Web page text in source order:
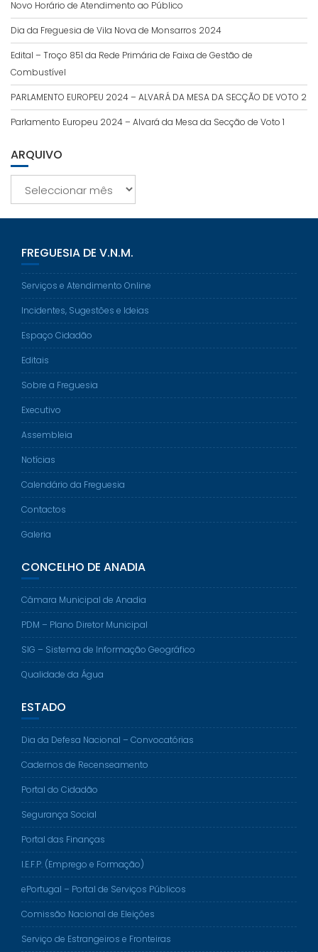
Novo Horário de Atendimento ao Público
Dia da Freguesia de Vila Nova de Monsarros 2024
Edital – Troço 851 da Rede Primária de Faixa de Gestão de
Combustível
PARLAMENTO EUROPEU 2024 – ALVARÁ DA MESA DA SECÇÃO DE VOTO 2
Parlamento Europeu 2024 – Alvará da Mesa da Secção de Voto 1
ARQUIVO
FREGUESIA DE V.N.M.
Serviços e Atendimento Online
Incidentes, Sugestões e Ideias
Espaço Cidadão
Editais
Sobre a Freguesia
Executivo
Assembleia
Notícias
Calendário da Freguesia
Contactos
Galeria
CONCELHO DE ANADIA
Câmara Municipal de Anadia
PDM – Plano Diretor Municipal
SIG – Sistema de Informação Geográfico
Qualidade da Água
ESTADO
Dia da Defesa Nacional – Convocatórias
Cadernos de Recenseamento
Portal do Cidadão
Segurança Social
Portal das Finanças
I.E.F.P. (Emprego e Formação)
ePortugal – Portal de Serviços Públicos
Comissão Nacional de Eleições
Serviço de Estrangeiros e Fronteiras